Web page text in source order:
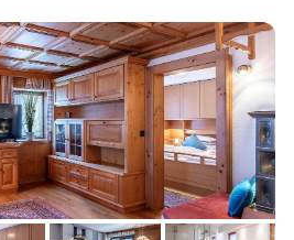
einen erholsamen Aufenthalt für bis
Apartment befindet sich im Erd...